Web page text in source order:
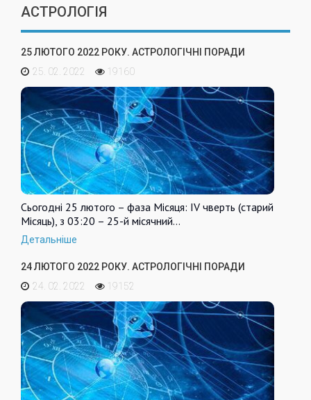
АСТРОЛОГІЯ
25 ЛЮТОГО 2022 РОКУ. АСТРОЛОГІЧНІ ПОРАДИ
25. 02. 2022
19160
Сьогодні 25 лютого – фаза Місяця: IV чверть (старий
Місяць), з 03:20 – 25-й місячний…
Детальніше
24 ЛЮТОГО 2022 РОКУ. АСТРОЛОГІЧНІ ПОРАДИ
24. 02. 2022
19152